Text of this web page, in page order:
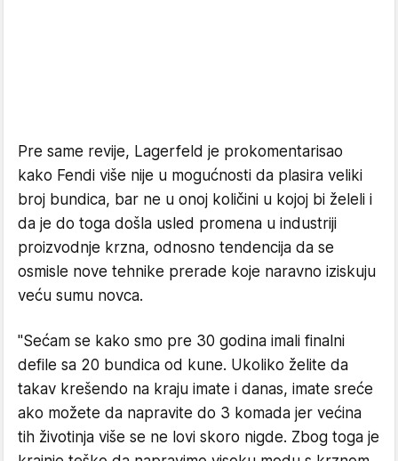
Pre same revije, Lagerfeld je prokomentarisao
kako Fendi više nije u mogućnosti da plasira veliki
broj bundica, bar ne u onoj količini u kojoj bi želeli i
da je do toga došla usled promena u industriji
proizvodnje krzna, odnosno tendencija da se
osmisle nove tehnike prerade koje naravno iziskuju
veću sumu novca.
"Sećam se kako smo pre 30 godina imali finalni
defile sa 20 bundica od kune. Ukoliko želite da
takav krešendo na kraju imate i danas, imate sreće
ako možete da napravite do 3 komada jer većina
tih životinja više se ne lovi skoro nigde. Zbog toga je